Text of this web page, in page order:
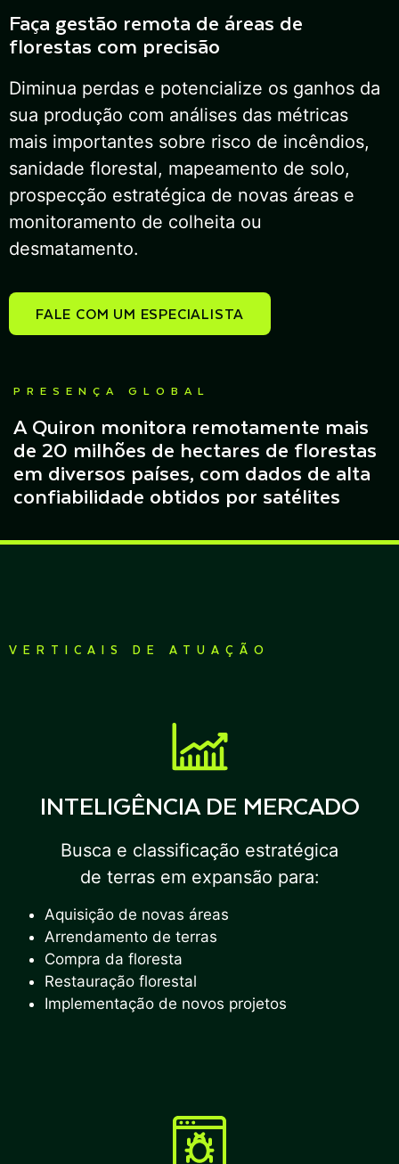
Faça gestão remota de áreas de
florestas com precisão
Diminua perdas e potencialize os ganhos da
sua produção com análises das métricas
mais importantes sobre risco de incêndios,
sanidade florestal, mapeamento de solo,
prospecção estratégica de novas áreas e
monitoramento de colheita ou
desmatamento.
FALE COM UM ESPECIALISTA
PRESENÇA GLOBAL
A Quiron monitora remotamente mais
de 20 milhões de hectares de florestas
em diversos países, com dados de alta
confiabilidade obtidos por satélites
VERTICAIS DE ATUAÇÃO
INTELIGÊNCIA DE MERCADO
Busca e classificação estratégica
de terras em expansão para:
Aquisição de novas áreas
Arrendamento de terras
Compra da floresta
Restauração florestal
Implementação de novos projetos